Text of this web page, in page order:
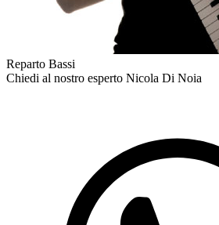
Reparto Bassi
Chiedi al nostro esperto Nicola Di Noia